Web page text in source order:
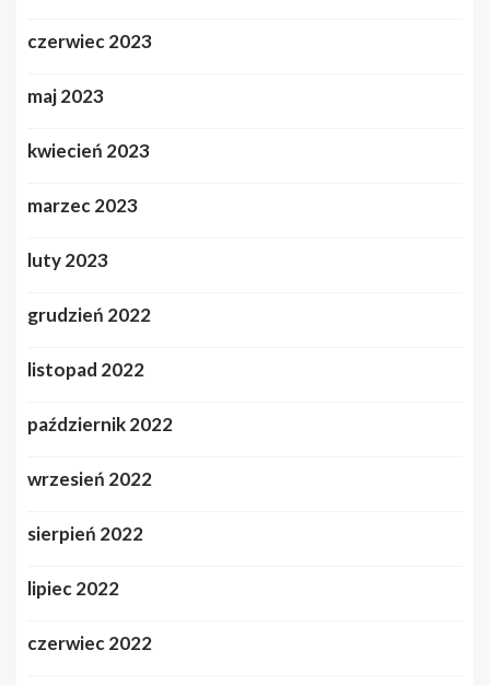
czerwiec 2023
maj 2023
kwiecień 2023
marzec 2023
luty 2023
grudzień 2022
listopad 2022
październik 2022
wrzesień 2022
sierpień 2022
lipiec 2022
czerwiec 2022